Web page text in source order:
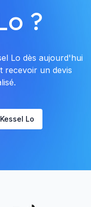
?
Lo dès aujourd'hui
recevoir un devis
Lo